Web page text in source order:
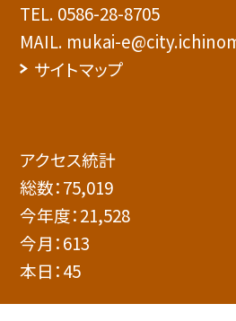
TEL. 0586-28-8705
MAIL. mukai-
サイトマップ
アクセス統計
総数：75,019
今年度：21,528
今月：613
本日：45